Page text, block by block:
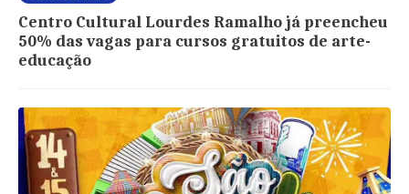
Centro Cultural Lourdes Ramalho já preencheu
50% das vagas para cursos gratuitos de arte-
educação